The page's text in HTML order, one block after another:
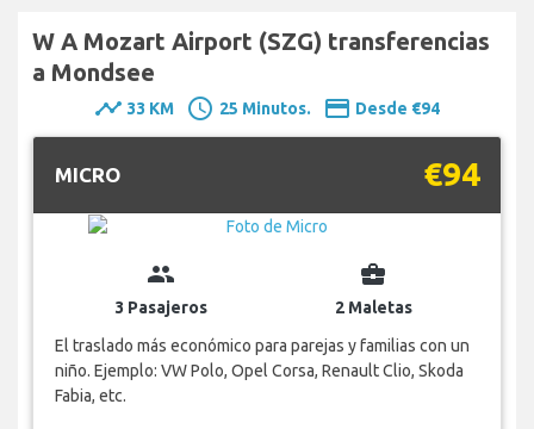
W A Mozart Airport (SZG) transferencias
a Mondsee
timeline 33 KM schedule 25 Minutos. payment Desde €94
MICRO €94
group
3 Pasajeros
business_center
2 Maletas
El traslado más económico para parejas y familias con un
niño. Ejemplo: VW Polo, Opel Corsa, Renault Clio, Skoda
Fabia, etc.